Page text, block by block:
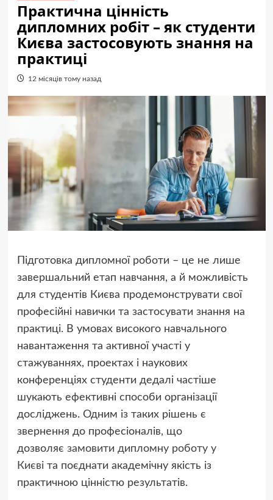
Практична цінність
дипломних робіт – як студенти
Києва застосовують знання на
практиці
12 місяців тому назад
Підготовка дипломної роботи – це не лише
завершальний етап навчання, а й можливість
для студентів Києва продемонструвати свої
професійні навички та застосувати знання на
практиці. В умовах високого навчального
навантаження та активної участі у
стажуваннях, проектах і наукових
конференціях студенти дедалі частіше
шукають ефективні способи організації
досліджень. Одним із таких рішень є
звернення до професіоналів, що
дозволяє замовити дипломну роботу у
Києвіта поєднати академічну якість із
практичною цінністю результатів.